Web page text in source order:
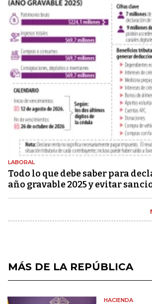
LABORAL
Todo lo que debe saber para
año gravable 2025 y evitar
MÁS DE LA REPÚBLICA
HACIENDA